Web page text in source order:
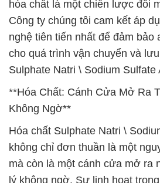
hóa chất là một chiến lược đổi
Công ty chúng tôi cam kết áp
nghệ tiên tiến nhất để đảm bảo
cho quá trình vận chuyển và
Sulphate Natri \ Sodium Sulfate
**Hóa Chất: Cánh Cửa Mở Ra
Không Ngờ**
Hóa chất Sulphate Natri \
không chỉ đơn thuần là một
mà còn là một cánh cửa mở ra
lý không ngờ. Sự linh hoạt